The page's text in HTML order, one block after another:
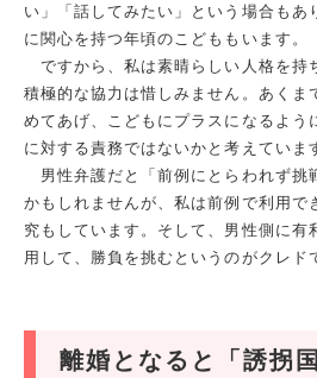
い」「話してみたい」という場合もあ
に関心を持つ年頃のこどももいます。
ですから、私は素晴らしい人格を持
積極的な協力は惜しみません。あくま
めてあげ、こどもにプラスになるよう
に対する責務ではないかと考えていま
男性弁護だと「前例にとらわれず挑
かもしれませんが、私は前例で利用で
究もしています。そして、男性側に有
用して、勝負を挑むというのがクレド
離婚となると「誘拐